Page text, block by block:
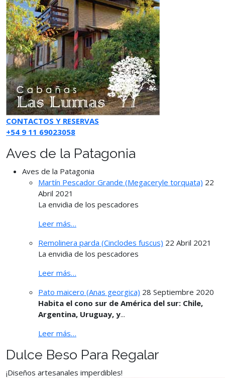
CONTACTOS Y RESERVAS
+54 9 11 69023058
Aves de la Patagonia
Aves de la Patagonia
Martín Pescador Grande (Megaceryle torquata) 22
Abril 2021
La envidia de los pescadores
Leer más…
Remolinera parda (Cinclodes fuscus) 22 Abril 2021
La envidia de los pescadores
Leer más…
Pato maicero (Anas georgica) 28 Septiembre 2020
Habita el cono sur de América del sur: Chile,
Argentina, Uruguay, y...
Leer más…
Dulce Beso Para Regalar
¡Diseños artesanales imperdibles!